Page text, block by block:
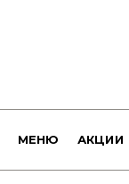
МЕНЮ АКЦИИ